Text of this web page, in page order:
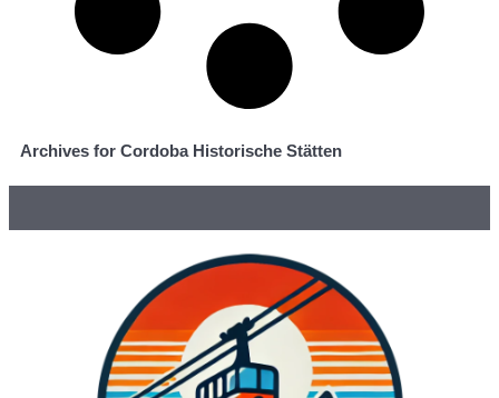
Archives for Cordoba Historische Stätten